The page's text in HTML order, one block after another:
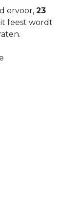
ervoor, 23
feest wordt